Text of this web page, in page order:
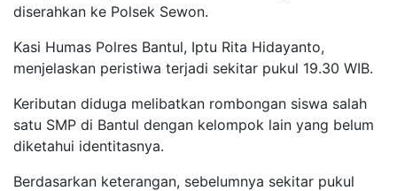
diserahkan ke Polsek Sewon.
Kasi Humas Polres Bantul, Iptu Rita Hidayanto,
menjelaskan peristiwa terjadi sekitar pukul 19.30 WIB.
Keributan diduga melibatkan rombongan siswa salah
satu SMP di Bantul dengan kelompok lain yang belum
diketahui identitasnya.
Berdasarkan keterangan, sebelumnya sekitar pukul